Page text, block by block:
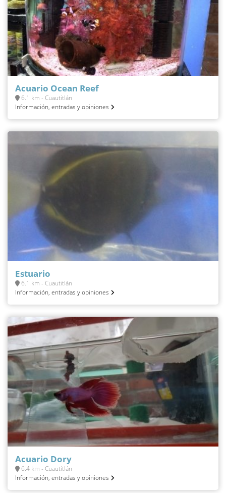
Acuario Ocean Reef
6.1 km - Cuautitlán
Información, entradas y opiniones
Estuario
6.1 km - Cuautitlán
Información, entradas y opiniones
Acuario Dory
6.4 km - Cuautitlán
Información, entradas y opiniones